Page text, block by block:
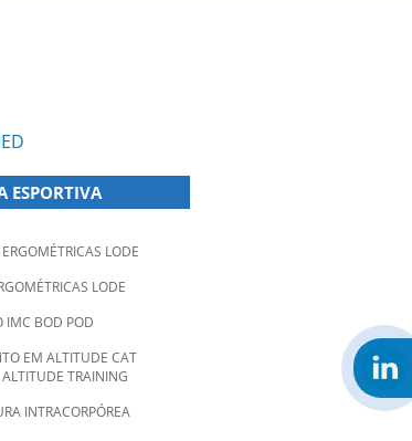
ESPORTIVA
LODE
LODE
IMC BOD POD
EM ALTITUDE CAT
TRAINING
INTRACORPÓREA